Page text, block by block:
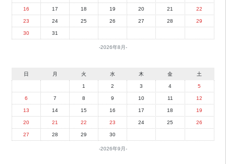
2026年8月
16 17 18 19 20 21 22
23 24 25 26 27 28 29
30 31
2026年9月
日 月 火 水 木 金 土
1 2 3 4 5
6 7 8 9 10 11 12
13 14 15 16 17 18 19
20 21 22 23 24 25 26
27 28 29 30